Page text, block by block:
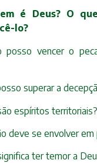
é Deus? O
lo?
posso vencer o
superar a
espíritos territoriais?
deve se envolver em
ter temor a